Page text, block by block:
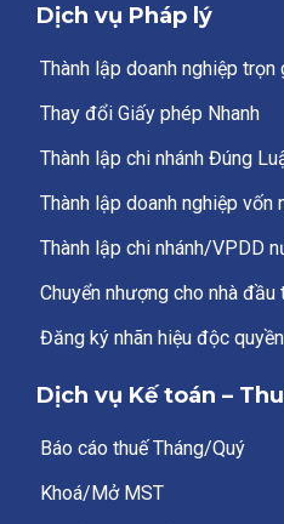
Dịch vụ Pháp lý
Thành lập doanh nghiệp trọn
Thay đổi Giấy phép Nhanh
Thành lập chi nhánh Đúng
Thành lập doanh nghiệp vốn
Thành lập chi nhánh/VPDD
Chuyển nhượng cho nhà
Đăng ký nhãn hiệu độc quyền
Dịch vụ Kế toán –
Báo cáo thuế Tháng/Quý
Khoá/Mở MST